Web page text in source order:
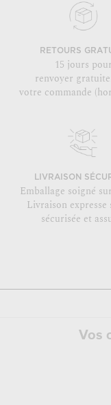
RETOURS
15 jours pour
renvoyer
votre commande
LIVRAISON
Emballage soigné
Livraison
sécurisée et
Vos